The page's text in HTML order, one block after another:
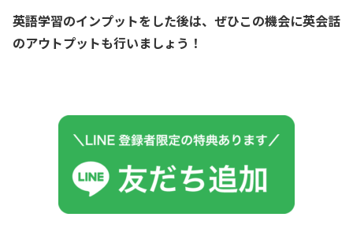
英語学習のインプットをした後は、ぜひこの機会に英会話
のアウトプットも行いましょう！